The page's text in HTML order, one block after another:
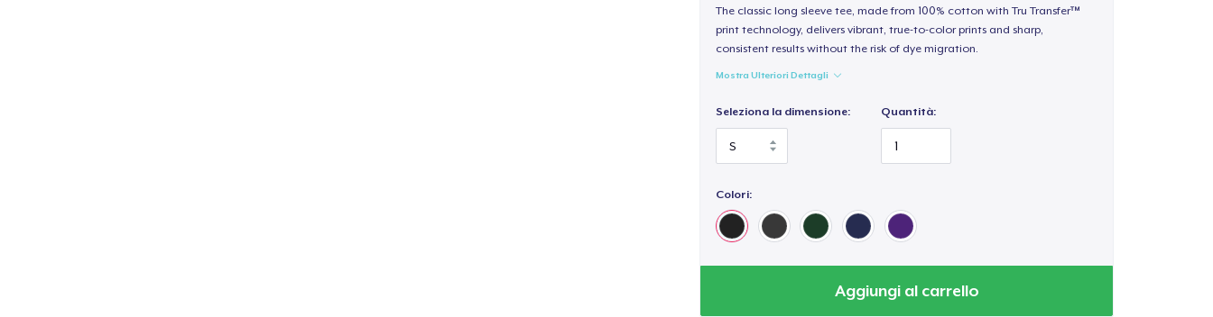
The classic long sleeve tee, made from 100% cotton with Tru Transfer™
print technology, delivers vibrant, true-to-color prints and sharp,
consistent results without the risk of dye migration.
Mostra Ulteriori Dettagli
Seleziona la dimensione: Quantità:
Colori:
Aggiungi al carrello